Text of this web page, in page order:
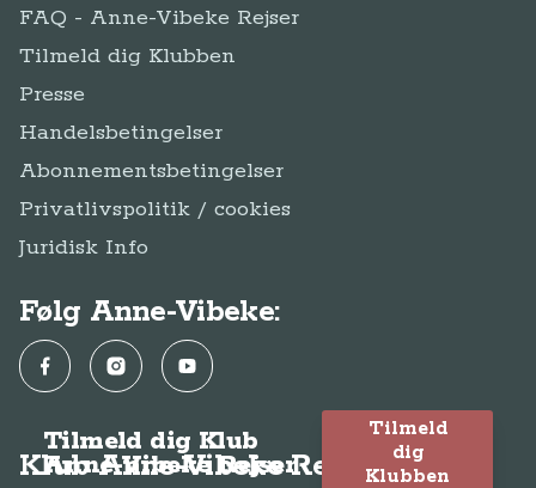
FAQ - Anne-Vibeke Rejser
Tilmeld dig Klubben
Presse
Handelsbetingelser
Abonnementsbetingelser
Privatlivspolitik / cookies
Juridisk Info
Følg Anne-Vibeke:
FacebookInstagramYouTube
Klub Anne-Vibeke Rejser
Tilmeld dig Klub
Anne-Vibeke Rejser
Tilmeld
dig
Klubben